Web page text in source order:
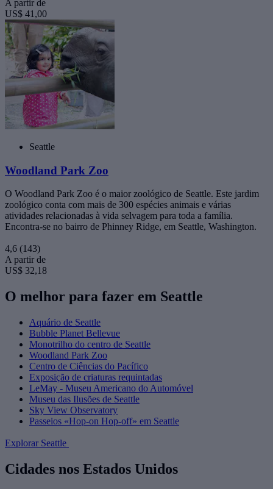
A partir de
US$ 41,00
Seattle
Woodland Park Zoo
O Woodland Park Zoo é o maior zoológico de Seattle. Este jardim
zoológico conta com mais de 300 espécies animais e várias
atividades relacionadas à vida selvagem para toda a família.
Encontra-se no bairro de Phinney Ridge, em Seattle, Washington.
4,6 (143)
A partir de
US$ 32,18
O melhor para fazer em Seattle
Aquário de Seattle
Bubble Planet Bellevue
Monotrilho do centro de Seattle
Woodland Park Zoo
Centro de Ciências do Pacífico
Exposição de criaturas requintadas
LeMay - Museu Americano do Automóvel
Museu das Ilusões de Seattle
Sky View Observatory
Passeios «Hop-on Hop-off» em Seattle
Explorar Seattle
Cidades nos Estados Unidos